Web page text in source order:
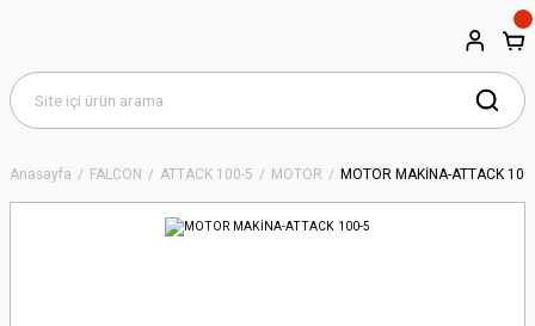
Anasayfa FALCON ATTACK 100-5 MOTOR MOTOR MAKİNA-ATTACK